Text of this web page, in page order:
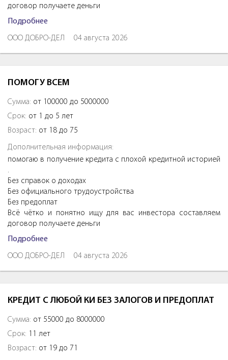
договор получаете деньги
Подробнее
ООО ДОБРО-ДЕЛ 04 августа 2026
ПОМОГУ ВСЕМ
Сумма: от 100000 до 5000000
Срок: от 1 до 5 лет
Возраст: от 18 до 75
Дополнительная информация:
помогаю в получение кредита с плохой кредитной историей
.
Без справок о доходах
Без официального трудоустройства
Без предоплат
Всё чётко и понятно ищу для вас инвестора составляем
договор получаете деньги
Подробнее
ООО ДОБРО-ДЕЛ 04 августа 2026
КРЕДИТ С ЛЮБОЙ КИ БЕЗ ЗАЛОГОВ И ПРЕДОПЛАТ
Сумма: от 55000 до 8000000
Срок: 11 лет
Возраст: от 19 до 71